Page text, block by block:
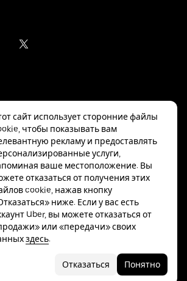
Inc.
Специальные
сайт использует сторонние файлы
чтобы показывать вам
рекламу и предоставлять
услуги,
ваше местоположение. Вы
отказаться от получения этих
cookie, нажав кнопку
ниже. Если у вас есть
Uber, вы можете отказаться от
или «передачи» своих
здесь.
Отказаться Понятно